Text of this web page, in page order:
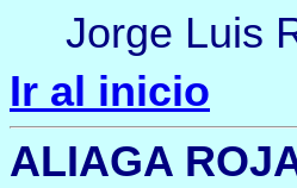
Jorge Luis
Ir al inicio
ALIAGA